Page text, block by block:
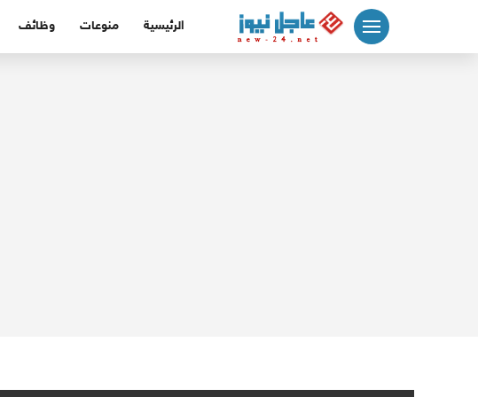
الرئيسية منوعات وظائف